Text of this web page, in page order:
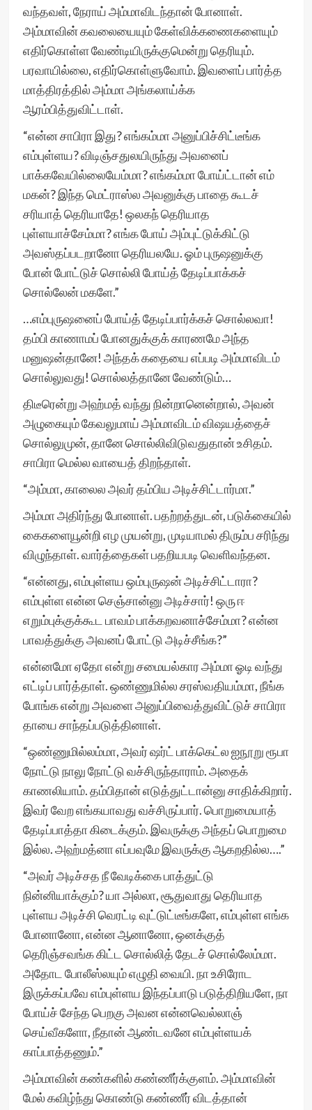
வந்தவள், நேராய் அம்மாவிடந்தான் போனாள்.
அம்மாவின் கவலையையும் கேள்விக்கணைகளையும்
எதிர்கொள்ள வேண்டியிருக்குமென்று தெரியும்.
பரவாயில்லை, எதிர்கொள்ளுவோம். இவளைப் பார்த்த
மாத்திரத்தில் அம்மா அங்கலாய்க்க
ஆரம்பித்துவிட்டாள்.
“என்ன சாபிரா இது? எங்கம்மா அனுப்பிச்சிட்டீங்க
எம்புள்ளய? விடிஞ்சதுலயிருந்து அவனைப்
பாக்கவேயில்லையேம்மா? எங்கம்மா போய்ட்டான் எம்
மகன்? இந்த மெட்ராஸ்ல அவனுக்கு பாதை கூடச்
சரியாத் தெரியாதே! ஒலகந் தெரியாத
புள்ளயாச்சேம்மா? எங்க போய் அம்புட்டுக்கிட்டு
அவஸ்தப்படறானோ தெரியலயே. ஓம் புருஷனுக்கு
போன் போட்டுச் சொல்லி போய்த் தேடிப்பாக்கச்
சொல்லேன் மகளே.”
…எம்புருஷனைப் போய்த் தேடிப்பார்க்கச் சொல்லவா!
தம்பி காணாமப் போனதுக்குக் காரணமே அந்த
மனுஷன்தானே! அந்தக் கதையை எப்படி அம்மாவிடம்
சொல்லுவது! சொல்லத்தானே வேண்டும்…
திடீரென்று அஹ்மத் வந்து நின்றானென்றால், அவன்
அழுகையும் கேவலுமாய் அம்மாவிடம் விஷயத்தைச்
சொல்லுமுன், தானே சொல்லிவிடுவதுதான் உசிதம்.
சாபிரா மெல்ல வாயைத் திறந்தாள்.
“அம்மா, காலைல அவர் தம்பிய அடிச்சிட்டார்மா.”
அம்மா அதிர்ந்து போனாள். பதற்றத்துடன், படுக்கையில்
கைகளையூன்றி எழ முயன்று, முடியாமல் திரும்ப சரிந்து
விழுந்தாள். வார்த்தைகள் பதறியபடி வெளிவந்தன.
“என்னது, எம்புள்ளய ஒம்புருஷன் அடிச்சிட்டாரா?
எம்புள்ள என்ன செஞ்சான்னு அடிச்சார்! ஒரு ஈ
எறும்புக்குக்கூட பாவம் பாக்கறவனாச்சேம்மா? என்ன
பாவத்துக்கு அவனப் போட்டு அடிச்சீங்க?”
என்னமோ ஏதோ என்று சமையல்கார அம்மா ஓடி வந்து
எட்டிப் பார்த்தாள். ஒண்ணுமில்ல சரஸ்வதியம்மா, நீங்க
போங்க என்று அவளை அனுப்பிவைத்துவிட்டுச் சாபிரா
தாயை சாந்தப்படுத்தினாள்.
“ஒண்ணுமில்லம்மா, அவர் ஷர்ட் பாக்கெட்ல ஐநூறு ரூபா
நோட்டு நாலு நோட்டு வச்சிருந்தாராம். அதைக்
காணலியாம். தம்பிதான் எடுத்துட்டான்னு சாதிக்கிறார்.
இவர் வேற எங்கயாவது வச்சிருப்பார். பொறுமையாத்
தேடிப்பாத்தா கிடைக்கும். இவருக்கு அந்தப் பொறுமை
இல்ல. அஹ்மத்னா எப்பவுமே இவருக்கு ஆகறதில்ல….”
“அவர் அடிச்சத நீ வேடிக்கை பாத்துட்டு
நின்னியாக்கும்? யா அல்லா, சூதுவாது தெரியாத
புள்ளய அடிச்சி வெரட்டி வுட்டுட்டீங்களே, எம்புள்ள எங்க
போனானோ, என்ன ஆனானோ, ஒனக்குத்
தெரிஞ்சவங்க கிட்ட சொல்லித் தேடச் சொல்லேம்மா.
அதோட போலீஸ்லயும் எழுதி வையி. நா உசிரோட
இருக்கப்பவே எம்புள்ளய இந்தப்பாடு படுத்திறியளே, நா
போய்ச் சேந்த பெறகு அவன என்னவெல்லாஞ்
செய்வீகளோ, நீதான் ஆண்டவனே எம்புள்ளயக்
காப்பாத்தணும்.”
அம்மாவின் கண்களில் கண்ணீர்க்குளம். அம்மாவின்
மேல் கவிழ்ந்து கொண்டு கண்ணீர் விடத்தான்